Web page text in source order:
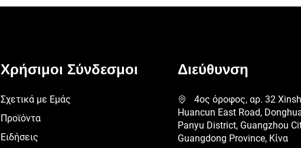
Χρήσιμοι Σύνδεσμοι
Σχετικά με Εμάς
Προϊόντα
Ειδήσεις
Διεύθυνση
4ος όροφος, αρ. 32
Huancun East Road,
Panyu District, Guangzhou
Guangdong Province, Κίνα